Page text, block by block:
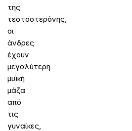
της
τεστοστερόνης,
οι
άνδρες
έχουν
μεγαλύτερη
μυϊκή
μάζα
από
τις
γυναίκες,